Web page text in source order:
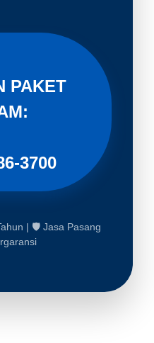
PAKET
3700
| 🛡️ Jasa Pasang